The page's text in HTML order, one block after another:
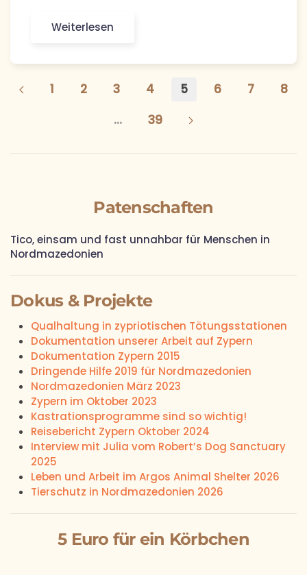
Weiterlesen
1 2 3 4 5 6 7
8
…
39
Patenschaften
Tico, einsam und fast unnahbar für Menschen in
Nordmazedonien
Dokus & Projekte
Qualhaltung in zypriotischen Tötungsstationen
Dokumentation unserer Arbeit auf Zypern
Dokumentation Zypern 2015
Dringende Hilfe 2019 für Nordmazedonien
Nordmazedonien März 2023
Zypern im Oktober 2023
Kastrationsprogramme sind so wichtig!
Reisebericht Zypern Oktober 2024
Interview mit Julia vom Robert’s Dog Sanctuary
2025
Leben und Arbeit im Argos Animal Shelter 2026
Tierschutz in Nordmazedonien 2026
5 Euro für ein Körbchen